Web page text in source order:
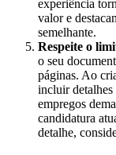
experiência
valor e
semelhante.
Respeite o
o seu
páginas. Ao
incluir detalhes
empregos
candidatura
detalhe,